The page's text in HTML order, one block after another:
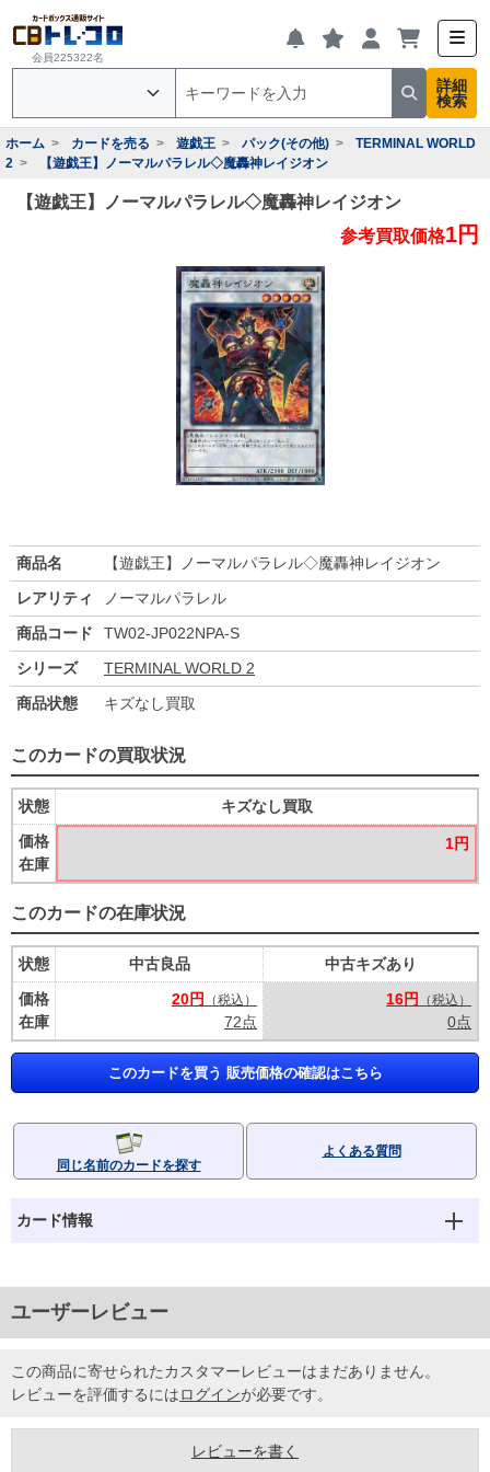
会員225322名
詳細
検索
ホーム カードを売る 遊戯王 パック(その他)
TERMINAL WORLD
2
【遊戯王】ノーマルパラレル◇魔轟神レイジオン
【遊戯王】ノーマルパラレル◇魔轟神レイジオン
参考買取価格1円
商品名
【遊戯王】ノーマルパラレル◇魔轟神レイジオン
レアリティ
ノーマルパラレル
商品コード
TW02-JP022NPA-S
シリーズ
TERMINAL WORLD 2
商品状態
キズなし買取
このカードの買取状況
状態
価格
在庫
キズなし買取
1円
このカードの在庫状況
状態
価格
在庫
中古良品
20円
（税込）
72点
中古キズあり
16円
（税込）
0点
このカードを買う 販売価格の確認はこちら
同じ名前のカードを探す
よくある質問
カード情報
ユーザーレビュー
この商品に寄せられたカスタマーレビューはまだありません。
レビューを評価するにはログインが必要です。
レビューを書く